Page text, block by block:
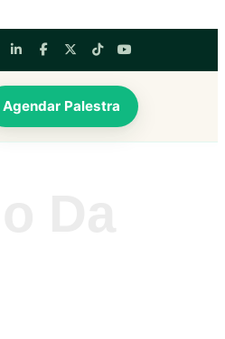
Agendar Palestra